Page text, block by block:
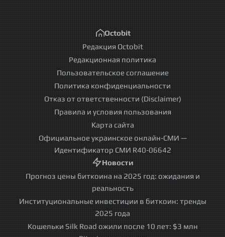
Octobit
Редакция Octobit
Редакционная политика
Пользовательское соглашение
Политика конфиденциальности
Отказ от ответственности (Disclaimer)
Правила и условия пользования
Карта сайта
Официальное украинское онлайн-СМИ —
Идентификатор СМИ R40-06642
Новости
Прогноз цены биткоина на 2025 год: ожидания и
реальность
Институциональные инвестиции в биткоин: тренды
2025 года
Кошельки Silk Road ожили после 10 лет: $3 млн